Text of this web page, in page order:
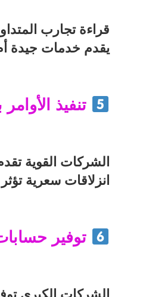
قراءةتجارب
يقدم خدمات جيدة
تنفيذ
الشركات القوية
انزلاقات سعرية
توفير